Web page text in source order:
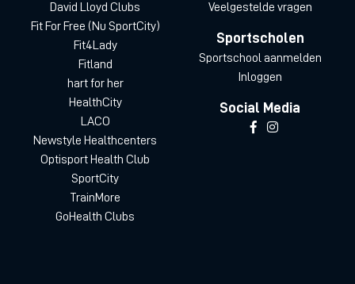
David Lloyd Clubs
Fit For Free (Nu SportCity)
Fit4Lady
Fitland
hart for her
HealthCity
LACO
Newstyle Healthcenters
Optisport Health Club
SportCity
TrainMore
GoHealth Clubs
Veelgestelde vragen
Sportscholen
Sportschool aanmelden
Inloggen
Social Media